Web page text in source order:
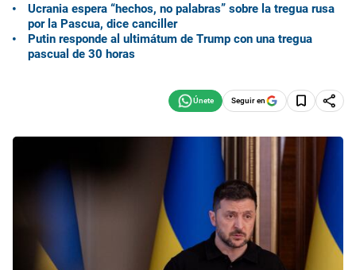
Ucrania espera “hechos, no palabras” sobre la tregua rusa
por la Pascua, dice canciller
Putin responde al ultimátum de Trump con una tregua
pascual de 30 horas
Seguir en